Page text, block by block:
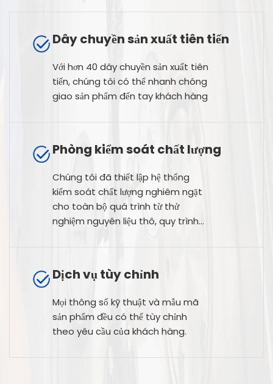
Dây chuyền sản xuất tiên tiến
Với hơn 40 dây chuyền sản xuất tiên
tiến, chúng tôi có thể nhanh chóng
giao sản phẩm đến tay khách hàng
Phòng kiểm soát chất lượng
Chúng tôi đã thiết lập hệ thống
kiểm soát chất lượng nghiêm ngặt
cho toàn bộ quá trình từ thử
nghiệm nguyên liệu thô, quy trình
cuối cùng.
Dịch vụ tùy chỉnh
Mọi thông số kỹ thuật và mẫu mã
sản phẩm đều có thể tùy chỉnh
theo yêu cầu của khách hàng.